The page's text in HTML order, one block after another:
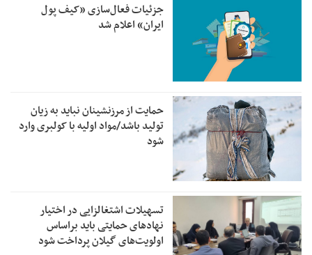
جزئیات فعال‌سازی «کیف پول
ایران» اعلام شد
حمایت از مرزنشینان نباید به زیان
تولید باشد/مواد اولیه با کولبری وارد
شود
تسهیلات اشتغالزایی در اختیار
نهادهای حمایتی باید براساس
اولویت‌های گیلان پرداخت شود